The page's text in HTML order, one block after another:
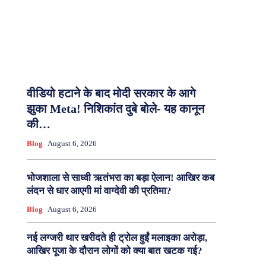
वीडियो हटाने के बाद मोदी सरकार के आगे
झुका Meta! निशिकांत दुबे बोले- यह कानून
की…
Blog August 6, 2026
भोजशाला से साध्वी ऋतंभरा का बड़ा ऐलान! आखिर कब
लंदन से धार आएगी मां वाग्देवी की प्रतिमा?
Blog August 6, 2026
नई लग्जरी थार खरीदते ही ट्रोल हुईं मलाइका अरोड़ा,
आखिर पूजा के दौरान लोगों को क्या बात खटक गई?